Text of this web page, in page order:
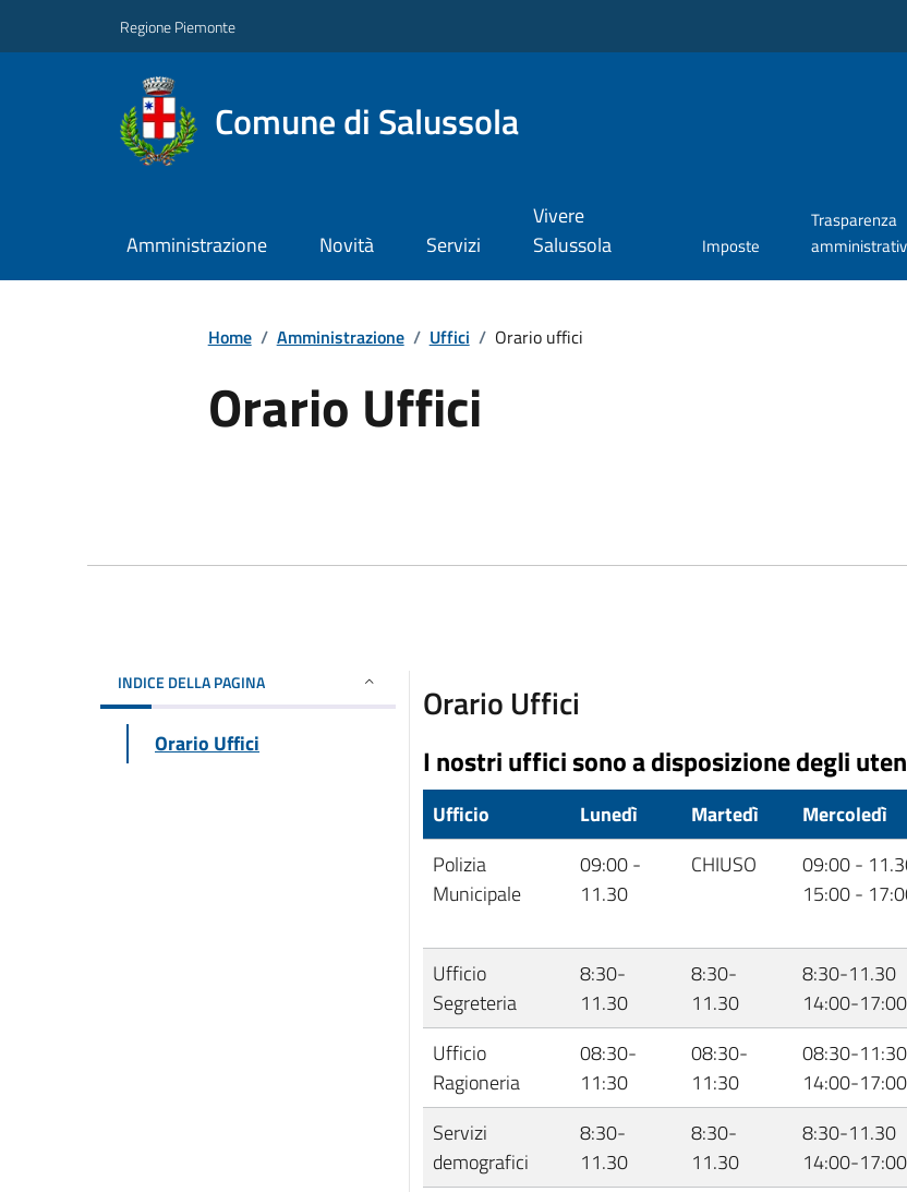
Regione Piemonte
Comune di Salussola
Amministrazione Novità Servizi
Vivere
Salussola
Imposte
Trasparenza
Home / Amministrazione / Uffici / Orario uffici
Orario Uffici
INDICE DELLA PAGINA
Orario Uffici
Orario Uffici
I nostri uffici sono a disposizione degli
Ufficio Lunedì Martedì Mercoledì
Polizia
Municipale
09:00 -
11.30
CHIUSO
09:00 -
15:00 -
Ufficio
Segreteria
8:30-
11.30
8:30-
11.30
8:30-11.30
14:00-17:00
Ufficio
Ragioneria
08:30-
11:30
08:30-
11:30
08:30-11:30
14:00-17:00
Servizi
demografici
8:30-
11.30
8:30-
11.30
8:30-11.30
14:00-17:00